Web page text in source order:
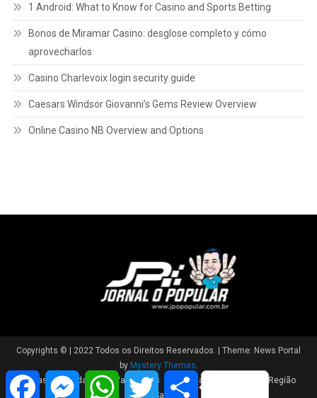
1 Android: What to Know for Casino and Sports Betting
Bonos de Miramar Casino: desglose completo y cómo
aprovecharlos
Casino Charlevoix login security guide
Caesars Windsor Giovanni’s Gems Review Overview
Online Casino NB Overview and Options
Copyrights © | 2022 Todos os Direitos Reservados. | Theme: News Portal
by Mystery Themes.
Brasil
Cidade Variedades Polícia
Região
Saúde
FacebookMessengerWhatsAppTwitter Share